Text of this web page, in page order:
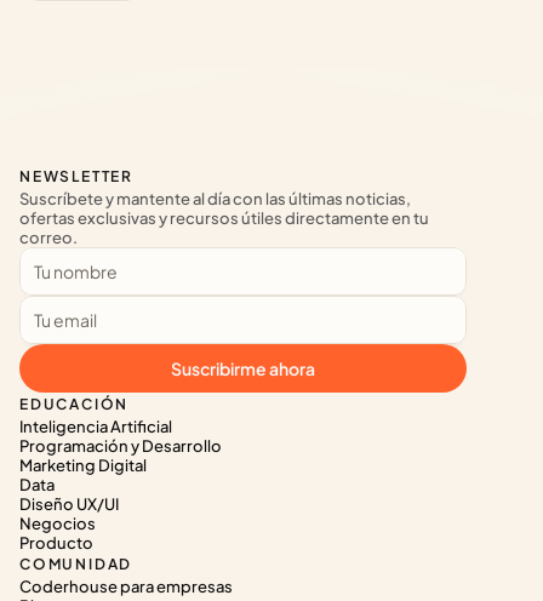
EDUCACIÓN
Inteligencia Artificial
Programación y Desarrollo
Marketing Digital
Data
Diseño UX/UI
Negocios
Producto
COMUNIDAD
Coderhouse para empresas
NEWSLETTER
Suscríbete y mantente al día con las últimas noticias,
ofertas exclusivas y recursos útiles directamente en tu
correo.
Suscribirme ahora